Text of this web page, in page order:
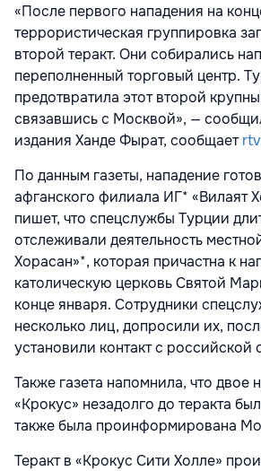
«После первого нападения на
террористическая группировка
второй теракт. Они собирались
переполненный торговый центр.
предотвратила этот второй
связавшись с Москвой», —
издания Ханде Фырат, сообщает
По данным газеты, нападение
афганского филиала ИГ* «Вилаят
пишет, что спецслужбы Турции
отслеживали деятельность
Хорасан»*, которая причастна к
католическую церковь Святой
конце января. Сотрудники
несколько лиц, допросили их,
установили контакт с российской
Также газета напомнила, что двое
«Крокус» незадолго до теракта
также была проинформирована
Теракт в «Крокус Сити Холле»